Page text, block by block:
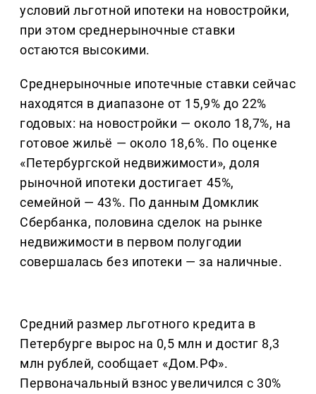
условий льготной ипотеки на новостройки,
при этом среднерыночные ставки
остаются высокими.
Среднерыночные ипотечные ставки сейчас
находятся в диапазоне от 15,9% до 22%
годовых: на новостройки — около 18,7%, на
готовое жильё — около 18,6%. По оценке
«Петербургской недвижимости», доля
рыночной ипотеки достигает 45%,
семейной — 43%. По данным Домклик
Сбербанка, половина сделок на рынке
недвижимости в первом полугодии
совершалась без ипотеки — за наличные.
Средний размер льготного кредита в
Петербурге вырос на 0,5 млн и достиг 8,3
млн рублей, сообщает «Дом.РФ».
Первоначальный взнос увеличился с 30%